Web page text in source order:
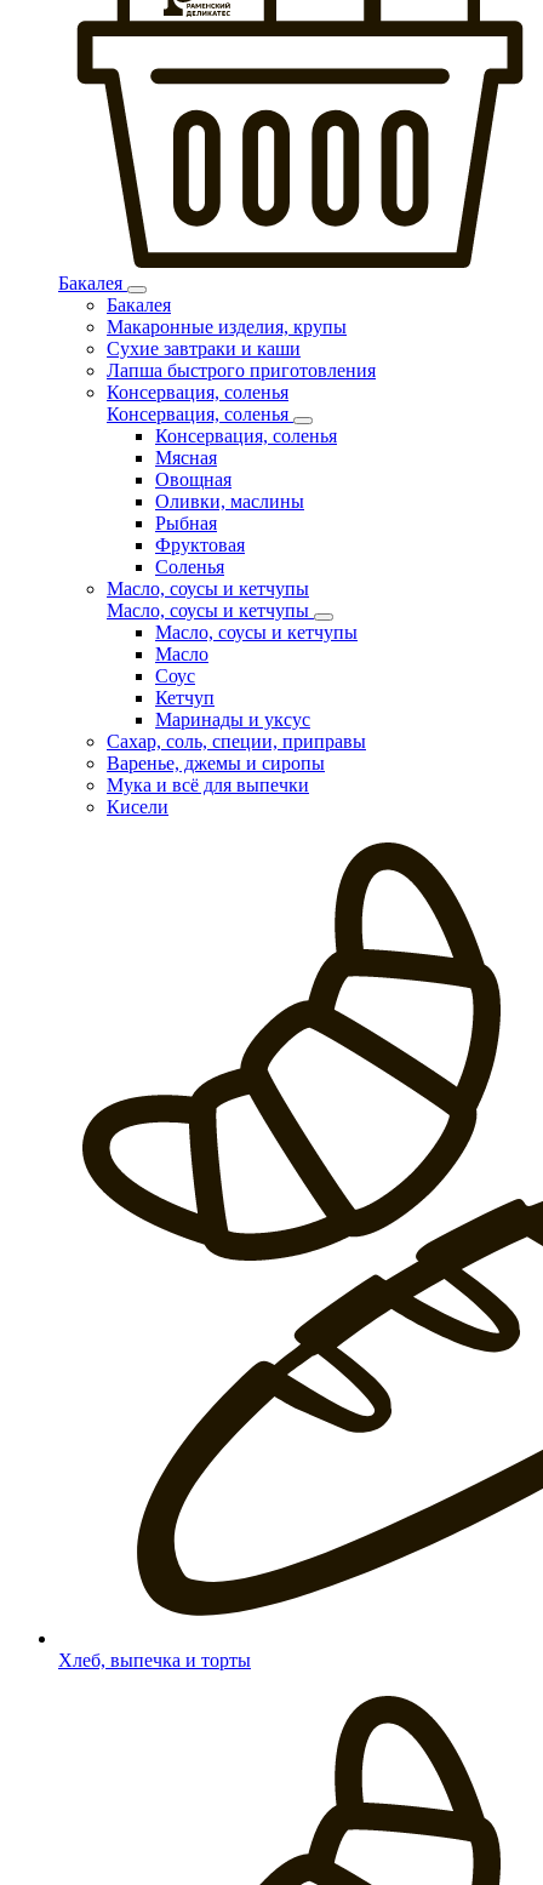
Бакалея
Бакалея
Макаронные изделия, крупы
Сухие завтраки и каши
Лапша быстрого приготовления
Консервация, соленья
Консервация, соленья
Консервация, соленья
Мясная
Овощная
Оливки, маслины
Рыбная
Фруктовая
Соленья
Масло, соусы и кетчупы
Масло, соусы и кетчупы
Масло, соусы и кетчупы
Масло
Соус
Кетчуп
Маринады и уксус
Сахар, соль, специи, приправы
Варенье, джемы и сиропы
Мука и всё для выпечки
Кисели
Хлеб, выпечка и торты